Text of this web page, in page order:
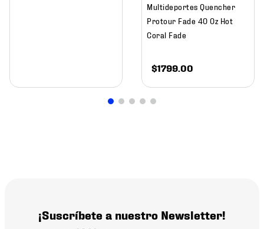
Multideportes Quencher
Protour Fade 40 Oz Hot
Coral Fade
$1799 00
¡Suscríbete a nuestro Newsletter!